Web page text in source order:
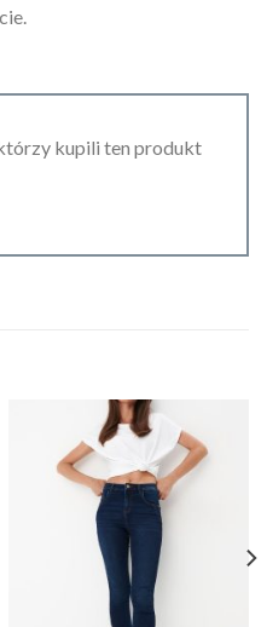
kupili ten produkt